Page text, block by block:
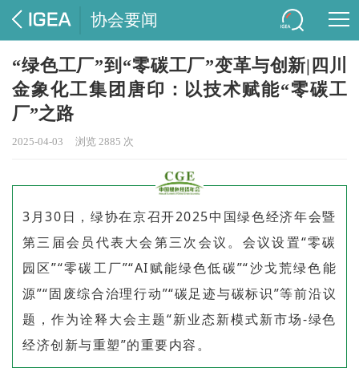
协会要闻
“绿色工厂”到“零碳工厂”变革与创新|四川
金象化工集团唐印：以技术赋能“零碳工
厂”之路
2025-04-03 浏览 2885 次
3月30日，绿协在京召开2025中国绿色经济年会暨
第三届会员代表大会第三次会议。会议设置“零碳
园区”“零碳工厂”“AI赋能绿色低碳”“沙戈荒绿色能
源”“固废综合治理行动”“碳足迹与碳标识”等前沿议
题，作为诠释大会主题“新业态新模式新市场-绿色
经济创新与重塑”的重要内容。